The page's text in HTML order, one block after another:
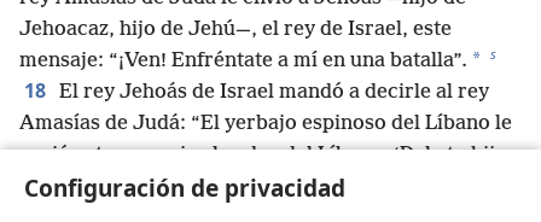
Configuración de privacidad
Jehoacaz, hijo de Jehú—, el rey de Israel, este
mensaje: “¡Ven! Enfréntate a mí en una batalla”. * s
18 El rey Jehoás de Israel mandó a decirle al rey
Amasías de Judá: “El yerbajo espinoso del Líbano le
envió este mensaje al cedro del Líbano: ‘Dale tu hija a
mi hijo como esposa’. Pero vino un animal salvaje del